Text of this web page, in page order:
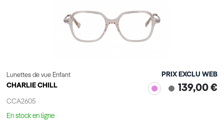
Lunettes de vue Enfant
CHARLIE CHILL
CCA2605
PRIX EXCLU WEB
139,00 €
En stock en ligne